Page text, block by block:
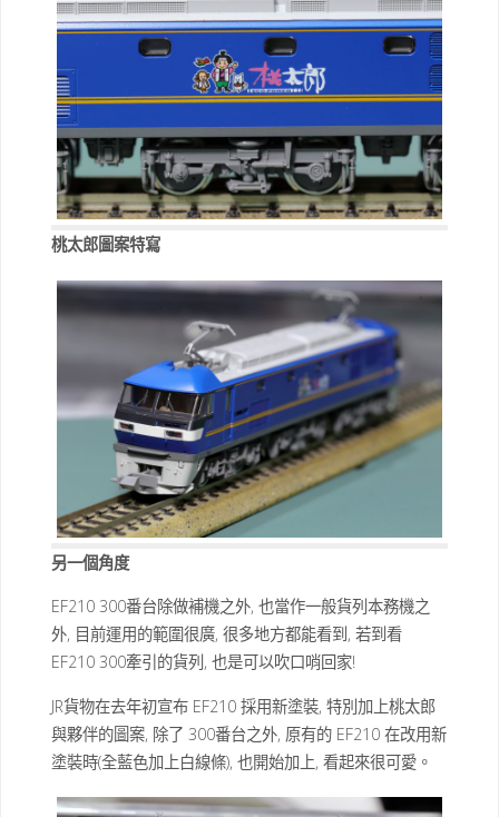
桃太郎圖案特寫
另一個角度
EF210 300番台除做補機之外, 也當作一般貨列本務機之
外, 目前運用的範圍很廣, 很多地方都能看到, 若到看
EF210 300牽引的貨列, 也是可以吹口哨回家!
JR貨物在去年初宣布 EF210 採用新塗裝, 特別加上桃太郎
與夥伴的圖案, 除了 300番台之外, 原有的 EF210 在改用新
塗裝時(全藍色加上白線條), 也開始加上, 看起來很可愛。